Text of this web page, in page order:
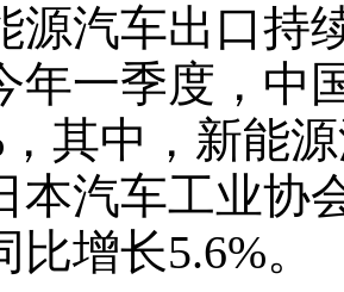
汽车出口持
年一季度，中
，其中，新能
本汽车工业协
比增长5.6%。